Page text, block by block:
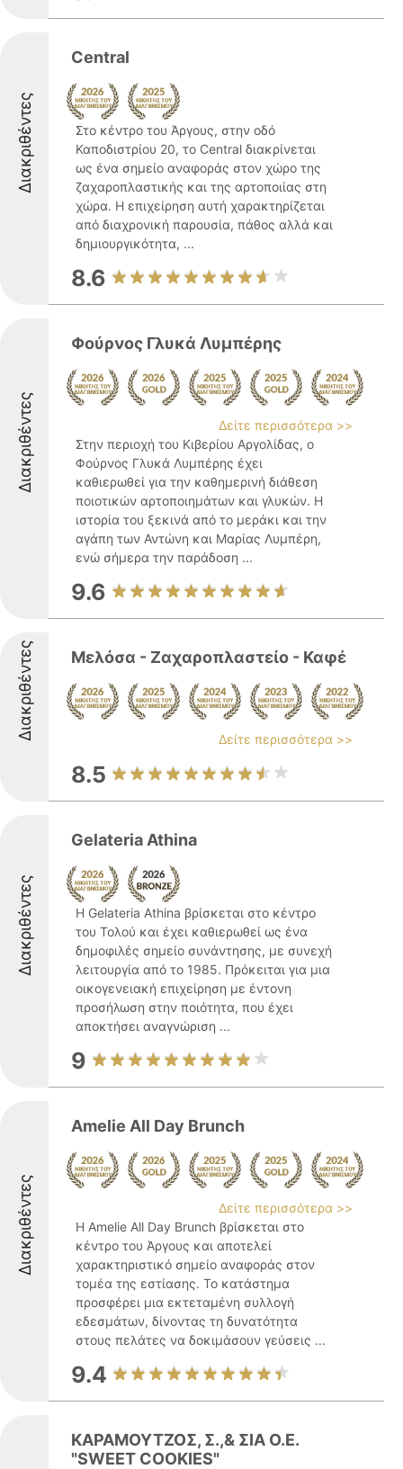
Διακριθέντες
Central
Στο κέντρο του Άργους, στην οδό
Καποδιστρίου 20, το Central διακρίνεται
ως ένα σημείο αναφοράς στον χώρο της
ζαχαροπλαστικής και της αρτοποιίας στη
χώρα. Η επιχείρηση αυτή χαρακτηρίζεται
από διαχρονική παρουσία, πάθος αλλά και
δημιουργικότητα, ...
8.6
Διακριθέντες
Φούρνος Γλυκά Λυμπέρης
Δείτε περισσότερα >>
Στην περιοχή του Κιβερίου Αργολίδας, ο
Φούρνος Γλυκά Λυμπέρης έχει
καθιερωθεί για την καθημερινή διάθεση
ποιοτικών αρτοποιημάτων και γλυκών. Η
ιστορία του ξεκινά από το μεράκι και την
αγάπη των Αντώνη και Μαρίας Λυμπέρη,
ενώ σήμερα την παράδοση ...
9.6
Διακριθέντες Μελόσα - Ζαχαροπλαστείο - Καφέ
Δείτε περισσότερα >>
8.5
Διακριθέντες
Gelateria Athina
Η Gelateria Athina βρίσκεται στο κέντρο
του Τολού και έχει καθιερωθεί ως ένα
δημοφιλές σημείο συνάντησης, με συνεχή
λειτουργία από το 1985. Πρόκειται για μια
οικογενειακή επιχείρηση με έντονη
προσήλωση στην ποιότητα, που έχει
αποκτήσει αναγνώριση ...
9
Διακριθέντες
Amelie All Day Brunch
Δείτε περισσότερα >>
Η Amelie All Day Brunch βρίσκεται στο
κέντρο του Άργους και αποτελεί
χαρακτηριστικό σημείο αναφοράς στον
τομέα της εστίασης. Το κατάστημα
προσφέρει μια εκτεταμένη συλλογή
εδεσμάτων, δίνοντας τη δυνατότητα
στους πελάτες να δοκιμάσουν γεύσεις ...
9.4
ΚΑΡΑΜΟΥΤΖΟΣ, Σ.,& ΣΙΑ Ο.Ε.
"SWEET COOKIES"